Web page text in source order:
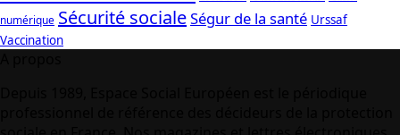
numérique Sécurité socialeSégur de la santé Urssaf
Vaccination